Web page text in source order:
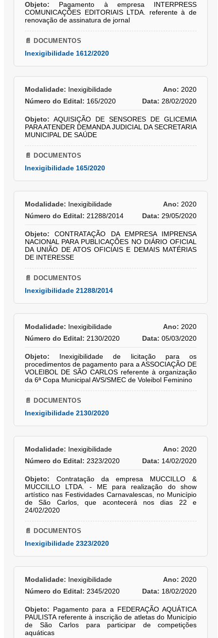
Objeto: Pagamento à empresa INTERPRESS
COMUNICAÇÕES EDITORIAIS LTDA. referente à de
renovação de assinatura de jornal
📄 DOCUMENTOS
Inexigibilidade 1612/2020
Modalidade: Inexigibilidade Ano: 2020
Número do Edital: 165/2020 Data: 28/02/2020
Objeto: AQUISIÇÃO DE SENSORES DE GLICEMIA
PARA ATENDER DEMANDA JUDICIAL DA SECRETARIA
MUNICIPAL DE SAÚDE
📄 DOCUMENTOS
Inexigibilidade 165/2020
Modalidade: Inexigibilidade Ano: 2020
Número do Edital: 21288/2014 Data: 29/05/2020
Objeto: CONTRATAÇÃO DA EMPRESA IMPRENSA
NACIONAL PARA PUBLICAÇÕES NO DIÁRIO OFICIAL
DA UNIÃO DE ATOS OFICIAIS E DEMAIS MATÉRIAS
DE INTERESSE
📄 DOCUMENTOS
Inexigibilidade 21288/2014
Modalidade: Inexigibilidade Ano: 2020
Número do Edital: 2130/2020 Data: 05/03/2020
Objeto: Inexigibilidade de licitação para os
procedimentos de pagamento para a ASSOCIAÇÃO DE
VOLEIBOL DE SÃO CARLOS referente à organização
da 6ª Copa Municipal AVS/SMEC de Voleibol Feminino
📄 DOCUMENTOS
Inexigibilidade 2130/2020
Modalidade: Inexigibilidade Ano: 2020
Número do Edital: 2323/2020 Data: 14/02/2020
Objeto: Contratação da empresa MUCCILLO &
MUCCILLO LTDA. - ME para realização do show
artístico nas Festividades Carnavalescas, no Município
de São Carlos, que acontecerá nos dias 22 e
24/02/2020
📄 DOCUMENTOS
Inexigibilidade 2323/2020
Modalidade: Inexigibilidade Ano: 2020
Número do Edital: 2345/2020 Data: 18/02/2020
Objeto: Pagamento para a FEDERAÇÃO AQUÁTICA
PAULISTA referente à inscrição de atletas do Município
de São Carlos para participar de competições
aquáticas